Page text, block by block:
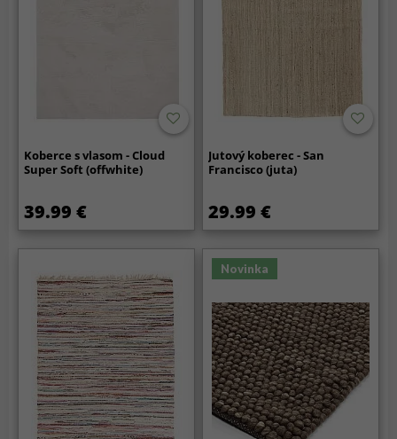
Koberce s vlasom - Cloud
Super Soft (offwhite)
39.99 €
Jutový koberec - San
Francisco (juta)
29.99 €
Novinka